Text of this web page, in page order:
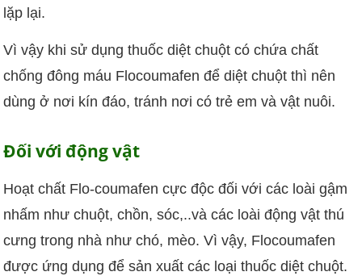
lặp lại.
Vì vậy khi sử dụng thuốc diệt chuột có chứa chất
chống đông máu Flocoumafen để diệt chuột thì nên
dùng ở nơi kín đáo, tránh nơi có trẻ em và vật nuôi.
Đối với động vật
Hoạt chất Flo-coumafen cực độc đối với các loài gậm
nhấm như chuột, chồn, sóc,..và các loài động vật thú
cưng trong nhà như chó, mèo. Vì vậy, Flocoumafen
được ứng dụng để sản xuất các loại thuốc diệt chuột.